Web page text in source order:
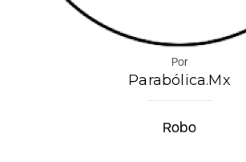
Por
Parabólica.Mx
Robo